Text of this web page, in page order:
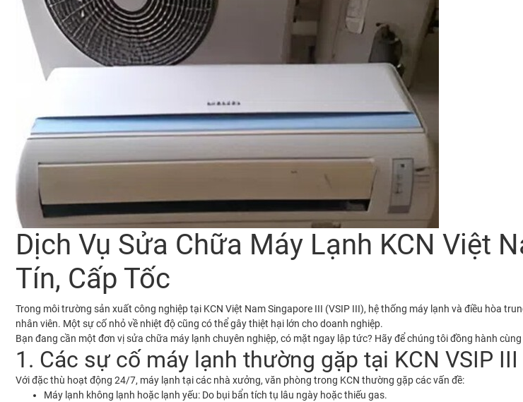
Dịch Vụ Sửa Chữa Máy Lạnh KCN Việt
Tín, Cấp Tốc
Trong môi trường sản xuất công nghiệp tại KCN Việt Nam Singapore III (VSIP III), hệ thống máy lạnh và điều hòa
nhân viên. Một sự cố nhỏ về nhiệt độ cũng có thể gây thiệt hại lớn cho doanh nghiệp.
Bạn đang cần một đơn vị sửa chữa máy lạnh chuyên nghiệp, có mặt ngay lập tức? Hãy để chúng tôi đồng hành
1. Các sự cố máy lạnh thường gặp tại KCN VSIP III
Với đặc thù hoạt động 24/7, máy lạnh tại các nhà xưởng, văn phòng trong KCN thường gặp các vấn đề:
Máy lạnh không lạnh hoặc lạnh yếu: Do bụi bẩn tích tụ lâu ngày hoặc thiếu gas.